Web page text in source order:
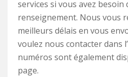
services si vous avez besoin
renseignement. Nous vous
meilleurs délais en vous
voulez nous contacter dans
numéros sont également
page.